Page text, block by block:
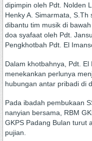
dipimpin oleh Pdt. Nolden
Henky A. Simarmata,
dibantu tim musik di
doa syafaat oleh Pdt.
Pengkhotbah Pdt. El
Dalam khotbahnya, Pdt.
menekankan perlunya
hubungan antar pribadi di
Pada ibadah pembukaan
nanyian bersama, RBM
GKPS Padang Bulan turut
pujian.